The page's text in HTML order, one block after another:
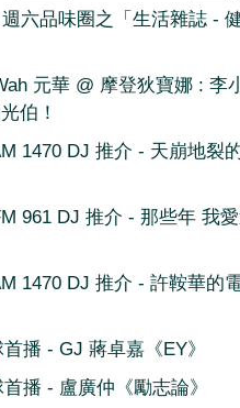
六品味圈之「生活雜誌 -
元華 @ 摩登狄寶娜 : 李
伯！
1470 DJ 推介 - 天崩地裂
961 DJ 推介 - 那些年 我
1470 DJ 推介 - 許鞍華的
播 - GJ 蔣卓嘉《EY》
播 - 盧廣仲《勵志論》